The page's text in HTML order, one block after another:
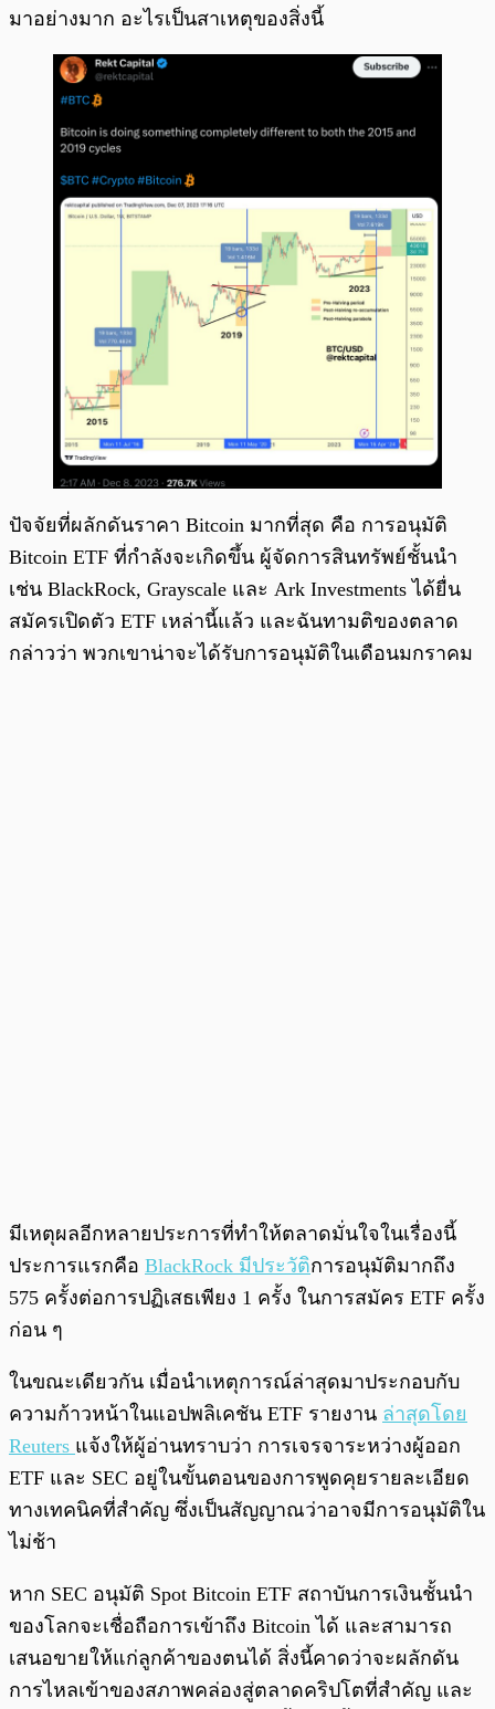
มาอย่างมาก อะไรเป็นสาเหตุของสิ่งนี้
ปัจจัยที่ผลักดันราคา Bitcoin มากที่สุด คือ การอนุมัติ
Bitcoin ETF ที่กำลังจะเกิดขึ้น ผู้จัดการสินทรัพย์ชั้นนำ
เช่น BlackRock, Grayscale และ Ark Investments ได้ยื่น
สมัครเปิดตัว ETF เหล่านี้แล้ว และฉันทามติของตลาด
กล่าวว่า พวกเขาน่าจะได้รับการอนุมัติในเดือนมกราคม
มีเหตุผลอีกหลายประการที่ทำให้ตลาดมั่นใจในเรื่องนี้
ประการแรกคือ BlackRock มีประวัติการอนุมัติมากถึง
575 ครั้งต่อการปฏิเสธเพียง 1 ครั้ง ในการสมัคร ETF ครั้ง
ก่อน ๆ
ในขณะเดียวกัน เมื่อนำเหตุการณ์ล่าสุดมาประกอบกับ
ความก้าวหน้าในแอปพลิเคชัน ETF รายงาน ล่าสุดโดย
Reuters แจ้งให้ผู้อ่านทราบว่า การเจรจาระหว่างผู้ออก
ETF และ SEC อยู่ในขั้นตอนของการพูดคุยรายละเอียด
ทางเทคนิคที่สำคัญ ซึ่งเป็นสัญญาณว่าอาจมีการอนุมัติใน
ไม่ช้า
หาก SEC อนุมัติ Spot Bitcoin ETF สถาบันการเงินชั้นนำ
ของโลกจะเชื่อถือการเข้าถึง Bitcoin ได้ และสามารถ
เสนอขายให้แก่ลูกค้าของตนได้ สิ่งนี้คาดว่าจะผลักดัน
การไหลเข้าของสภาพคล่องสู่ตลาดคริปโตที่สำคัญ และ